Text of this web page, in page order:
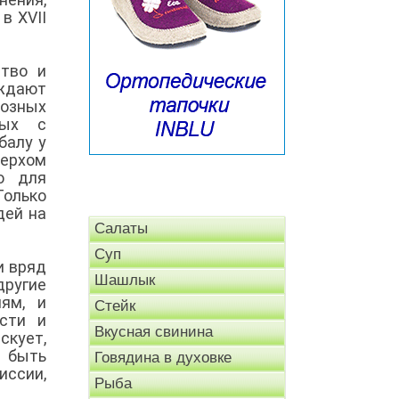
XVII
и
с
у
для
на
вряд
и
и
быть
Салаты
Суп
Шашлык
Стейк
Вкусная свинина
Говядина в духовке
Рыба